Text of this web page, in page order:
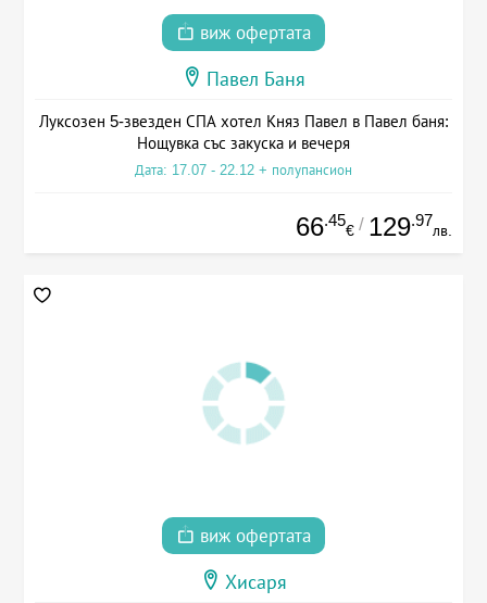
виж офертата
Павел Баня
Луксозен 5-звезден СПА хотел Княз Павел в Павел баня:
Нощувка със закуска и вечеря
Дата: 17.07 - 22.12 + полупансион
66.45
€ / 129.97
лв.
виж офертата
Хисаря